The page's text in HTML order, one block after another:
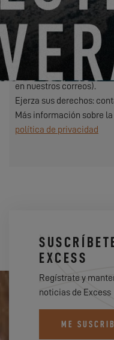
en calidad de
personales son tratados
gestionar nuestra
enviarle nuestras
de baja en cualquier
en nuestros correos).
Ejerza sus derechos:
Más información sobre
política de privacidad
EXCESS
Regístrate y
noticias de Excess
ME